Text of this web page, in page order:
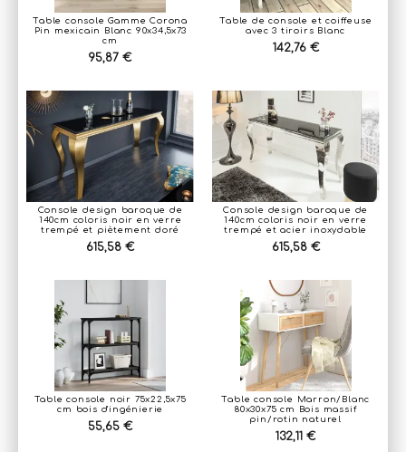
Table console Gamme Corona
Pin mexicain Blanc 90x34,5x73
cm
95,87 €
Table de console et coiffeuse
avec 3 tiroirs Blanc
142,76 €
Console design baroque de
140cm coloris noir en verre
trempé et piètement doré
615,58 €
Console design baroque de
140cm coloris noir en verre
trempé et acier inoxydable
615,58 €
Table console noir 75x22,5x75
cm bois d'ingénierie
55,65 €
Table console Marron/Blanc
80x30x75 cm Bois massif
pin/rotin naturel
132,11 €